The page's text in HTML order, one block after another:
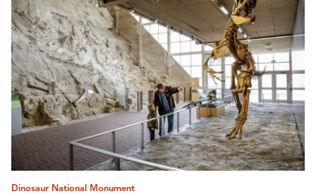
Dinosaur National Monument